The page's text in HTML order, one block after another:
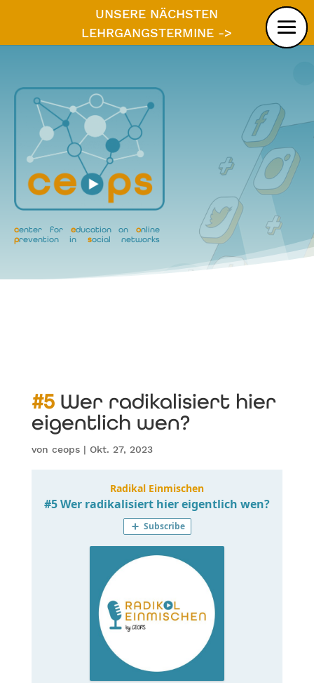
UNSERE NÄCHSTEN
LEHRGANGSTERMINE ->
center for education ononline
prevention in social networks
#5 Wer radikalisiert hier
eigentlich wen?
von ceops| Okt. 27, 2023